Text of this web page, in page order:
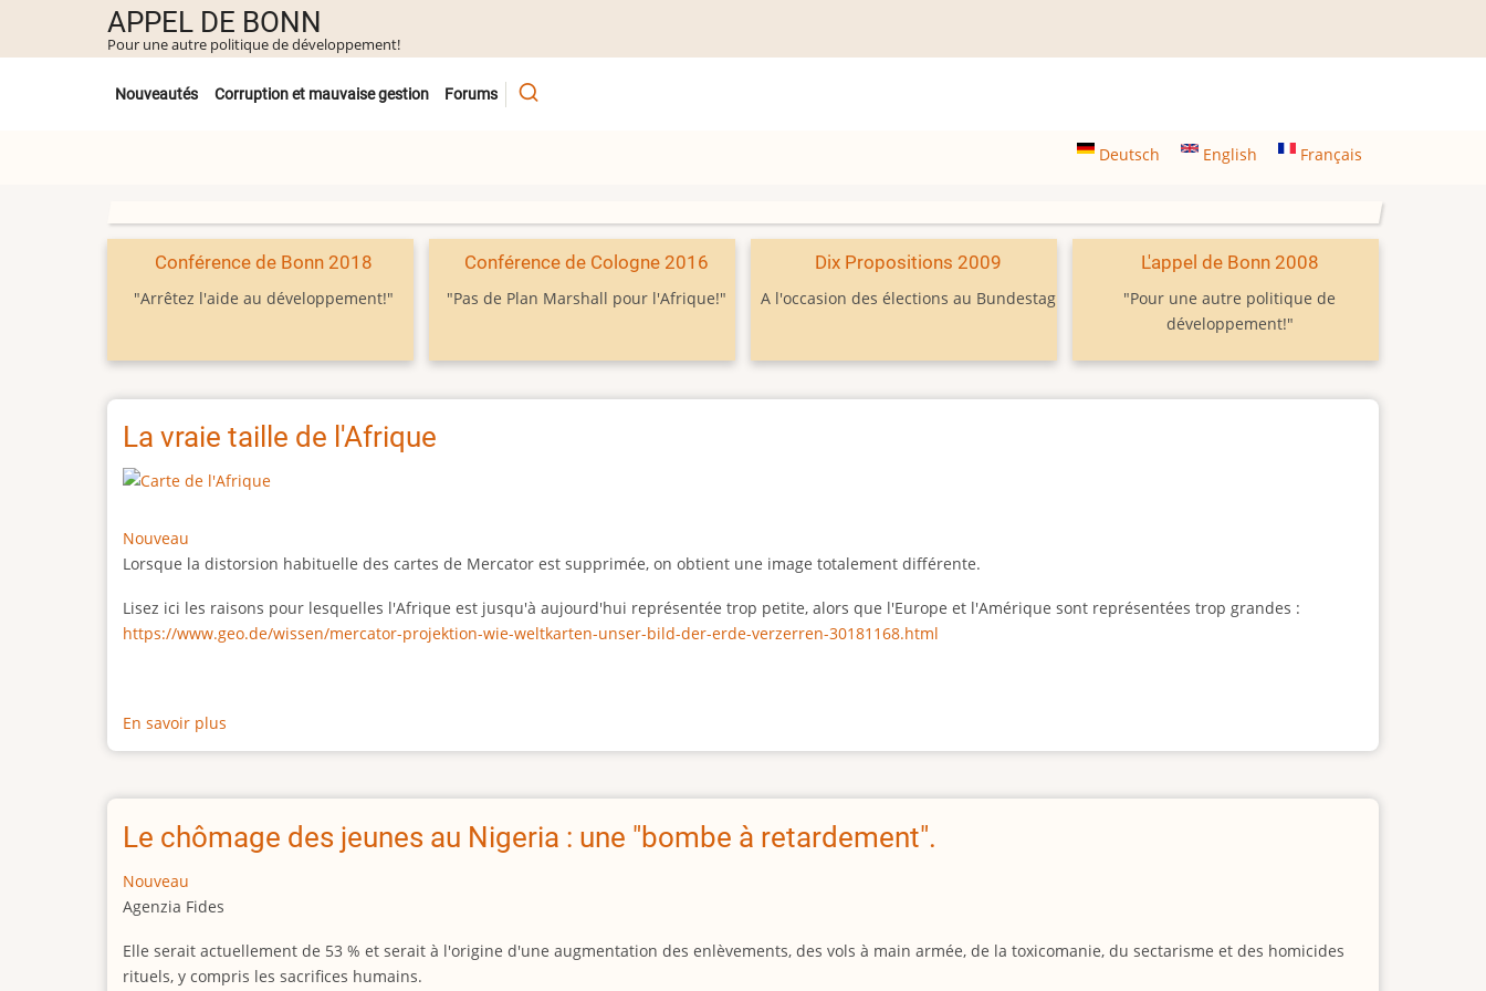
contenu
APPEL DE BONN
Pour une autre politique de développement!
Untermenü
Nouveautés Corruption et mauvaise gestion Forums
Deutsch English Français
Conférence de Bonn 2018
"Arrêtez l'aide au développement!"
Conférence de Cologne 2016
"Pas de Plan Marshall pour l'Afrique!"
Dix Propositions 2009
A l'occasion des élections au Bundestag
L'appel de Bonn 2008
"Pour une autre politique de
développement!"
La vraie taille de l'Afrique
Nouveau
Lorsque la distorsion habituelle des cartes de Mercator est supprimée, on obtient une image totalement différente.
Lisez ici les raisons pour lesquelles l'Afrique est jusqu'à aujourd'hui représentée trop petite, alors que l'Europe et l'Amérique sont représentées trop grandes :
https://www.geo.de/wissen/mercator-projektion-wie-weltkarten-unser-bild-der-erde-verzerren-30181168.html
En savoir plus
La
taille
l'Afrique
Le chômage des jeunes au Nigeria : une "bombe à retardement".
Nouveau
Agenzia Fides
Elle serait actuellement de 53 % et serait à l'origine d'une augmentation des enlèvements, des vols à main armée, de la toxicomanie, du sectarisme et des homicides
rituels, y compris les sacrifices humains.